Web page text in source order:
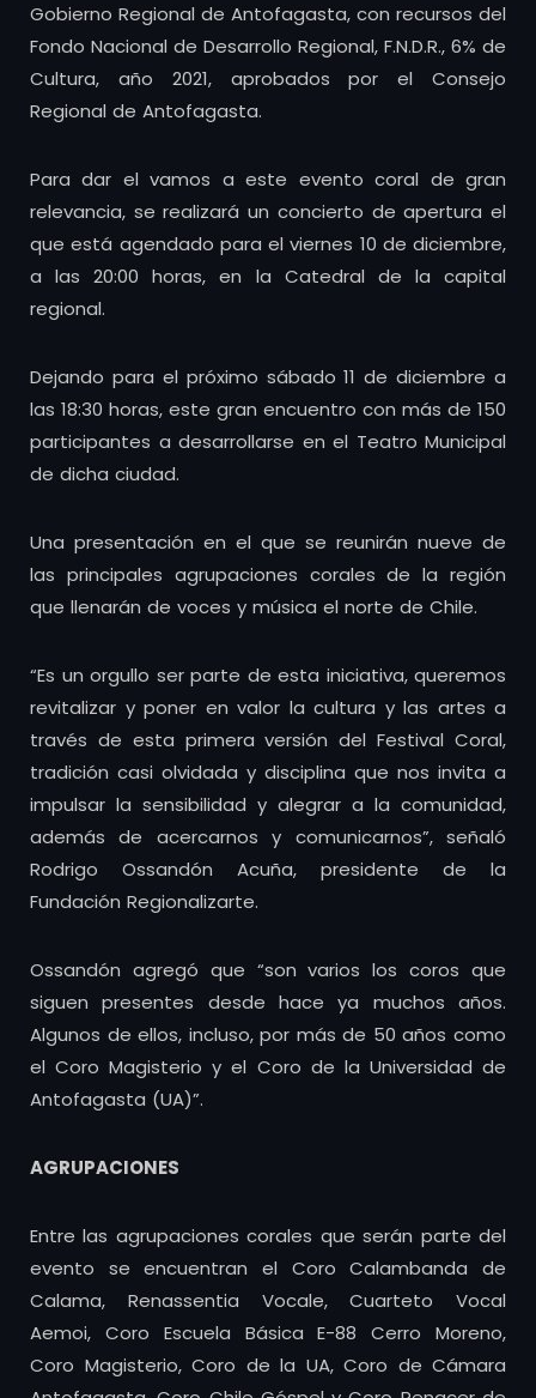
Gobierno Regional de Antofagasta, con recursos del
Fondo Nacional de Desarrollo Regional, F.N.D.R., 6% de
Cultura, año 2021, aprobados por el Consejo
Regional de Antofagasta.
Para dar el vamos a este evento coral de gran
relevancia, se realizará un concierto de apertura el
que está agendado para el viernes 10 de diciembre,
a las 20:00 horas, en la Catedral de la capital
regional.
Dejando para el próximo sábado 11 de diciembre a
las 18:30 horas, este gran encuentro con más de 150
participantes a desarrollarse en el Teatro Municipal
de dicha ciudad.
Una presentación en el que se reunirán nueve de
las principales agrupaciones corales de la región
que llenarán de voces y música el norte de Chile.
“Es un orgullo ser parte de esta iniciativa, queremos
revitalizar y poner en valor la cultura y las artes a
través de esta primera versión del Festival Coral,
tradición casi olvidada y disciplina que nos invita a
impulsar la sensibilidad y alegrar a la comunidad,
además de acercarnos y comunicarnos”, señaló
Rodrigo Ossandón Acuña, presidente de la
Fundación Regionalizarte.
Ossandón agregó que “son varios los coros que
siguen presentes desde hace ya muchos años.
Algunos de ellos, incluso, por más de 50 años como
el Coro Magisterio y el Coro de la Universidad de
Antofagasta (UA)”.
AGRUPACIONES
Entre las agrupaciones corales que serán parte del
evento se encuentran el Coro Calambanda de
Calama, Renassentia Vocale, Cuarteto Vocal
Aemoi, Coro Escuela Básica E-88 Cerro Moreno,
Coro Magisterio, Coro de la UA, Coro de Cámara